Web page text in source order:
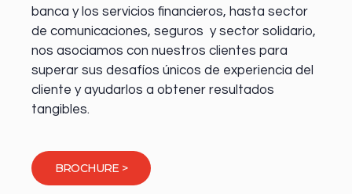
banca y los servicios financieros, hasta sector
de comunicaciones, seguros y sector solidario,
nos asociamos con nuestros clientes para
superar sus desafíos únicos de experiencia del
cliente y ayudarlos a obtener resultados
tangibles.
BROCHURE >